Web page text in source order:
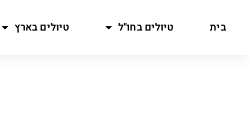
בית טיולים בחו"ל טיולים בארץ